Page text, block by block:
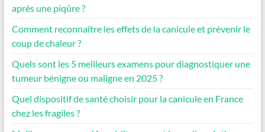
après une piqûre ?
Comment reconnaître les effets de la canicule et prévenir le
coup de chaleur ?
Quels sont les 5 meilleurs examens pour diagnostiquer une
tumeur bénigne ou maligne en 2025 ?
Quel dispositif de santé choisir pour la canicule en France
chez les fragiles ?